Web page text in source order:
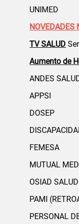
UNIMED
NOVEDADES
TV SALUD
Aumento de
ANDES
APPSI
DOSEP
FEMESA
MUTUAL
OSIAD SALUD
PAMI
PERSONAL